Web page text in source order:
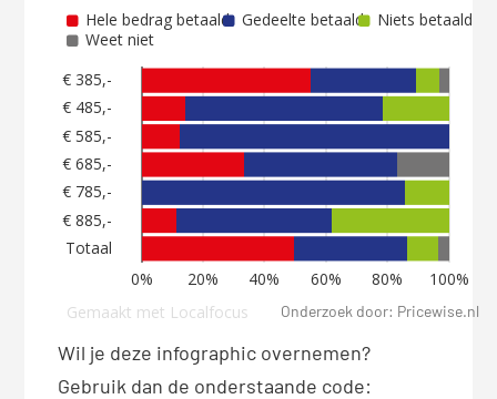
Onderzoek door: Pricewise.nl
Wil je deze infographic overnemen?
Gebruik dan de onderstaande code: